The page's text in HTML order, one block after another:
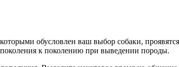
обусловлен ваш выбор собаки,
поколения к поколению при выведении породы.